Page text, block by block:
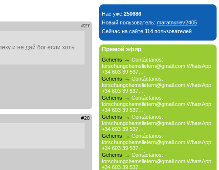
#27
и не дай бог если хоть
#28
Нас уже 250686!
Новый пользователь: maratnuriev2405
Сейчас на сайте 114 пользователей
Прямой эфир
Gchems → Contáctanos:
forschungchemsliefern@gmail.com WhatsApp:
+34 603 39 537…
Gchems → Contáctanos:
forschungchemsliefern@gmail.com WhatsApp:
+34 603 39 537…
Gchems → Contáctanos:
forschungchemsliefern@gmail.com WhatsApp:
+34 603 39 537…
Gchems → Contáctanos:
forschungchemsliefern@gmail.com WhatsApp:
+34 603 39 537…
Gchems → Contáctanos:
forschungchemsliefern@gmail.com WhatsApp:
+34 603 39 537…
Gchems → Contáctanos:
forschungchemsliefern@gmail.com WhatsApp:
+34 603 39 537…